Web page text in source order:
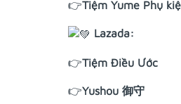
👉Tiệm Yume Phụ
Lazada:
👉Tiệm Điều Ước
👉Yushou 御守